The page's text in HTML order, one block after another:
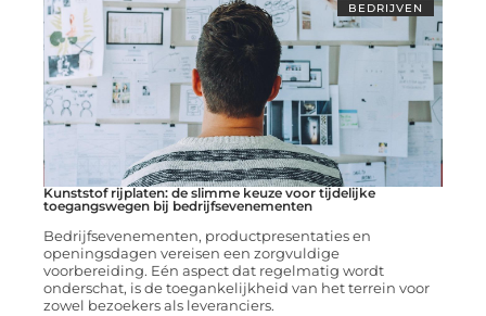
BEDRIJVEN
Kunststof rijplaten: de slimme keuze voor tijdelijke
toegangswegen bij bedrijfsevenementen
Bedrijfsevenementen, productpresentaties en
openingsdagen vereisen een zorgvuldige
voorbereiding. Eén aspect dat regelmatig wordt
onderschat, is de toegankelijkheid van het terrein voor
zowel bezoekers als leveranciers.